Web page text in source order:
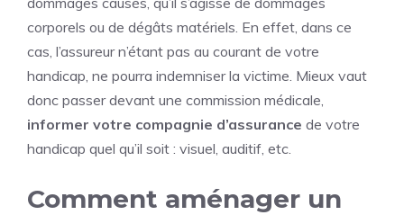
corporels ou de dégâts matériels. En effet, dans ce
cas, l’assureur n’étant pas au courant de votre
handicap, ne pourra indemniser la victime. Mieux vaut
donc passer devant une commission médicale,
informer votre compagnie d’assurance de votre
handicap quel qu’il soit : visuel, auditif, etc.
Comment aménager un